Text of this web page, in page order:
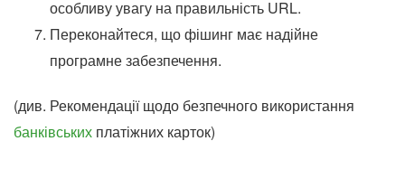
особливу увагу на правильність URL.
Переконайтеся, що фішинг має надійне
програмне забезпечення.
(див. Рекомендації щодо безпечного використання
банківських платіжних карток)